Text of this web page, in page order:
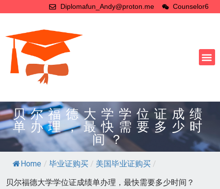
Diplomafun_Andy@proton.me Counselor6
贝尔福德大学学位证成绩
单办理，最快需要多少时
间？
Home / 毕业证购买 / 美国毕业证购买 /
贝尔福德大学学位证成绩单办理，最快需要多少时间？